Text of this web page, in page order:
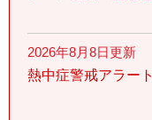
2026年8月8日更新
熱中症警戒アラート